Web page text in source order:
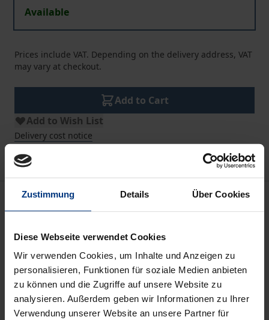
Zustimmung Details Über Cookies
Diese Webseite verwendet Cookies
Wir verwenden Cookies, um Inhalte und Anzeigen zu
personalisieren, Funktionen für soziale Medien anbieten
zu können und die Zugriffe auf unsere Website zu
analysieren. Außerdem geben wir Informationen zu Ihrer
Verwendung unserer Website an unsere Partner für
Available
Prices include VAT. Depending on the delivery address, VAT
may vary at checkout.
Add to Cart
Add to Wish List
Delivery cost notice
Bibliographical data
Edition
1
ISBN
978-3-933563-25-5